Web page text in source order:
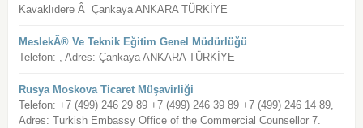
Kavaklıdere Â Çankaya ANKARA TÜRKİYE
MeslekÃ® Ve Teknik Eğitim Genel Müdürlüğü
Telefon: , Adres: Çankaya ANKARA TÜRKİYE
Rusya Moskova Ticaret Müşavirliği
Telefon: +7 (499) 246 29 89 +7 (499) 246 39 89 +7 (499) 246 14 89,
Adres: Turkish Embassy Office of the Commercial Counsellor 7.